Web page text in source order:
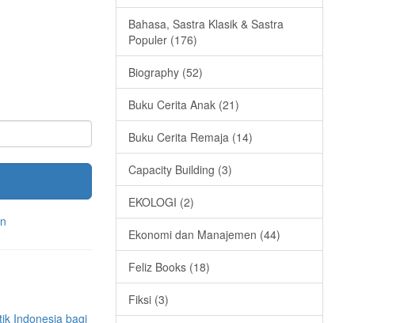
Bahasa, Sastra Klasik & Sastra
Populer (176)
Biography (52)
Buku Cerita Anak (21)
Buku Cerita Remaja (14)
Capacity Building (3)
EKOLOGI (2)
Ekonomi dan Manajemen (44)
Feliz Books (18)
Fiksi (3)